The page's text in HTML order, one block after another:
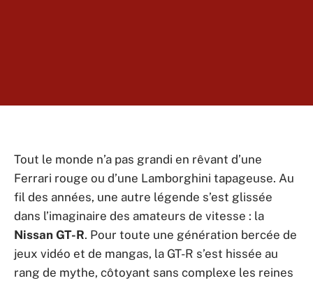
Tout le monde n’a pas grandi en rêvant d’une
Ferrari rouge ou d’une Lamborghini tapageuse. Au
fil des années, une autre légende s’est glissée
dans l’imaginaire des amateurs de vitesse : la
Nissan GT-R. Pour toute une génération bercée de
jeux vidéo et de mangas, la GT-R s’est hissée au
rang de mythe, côtoyant sans complexe les reines